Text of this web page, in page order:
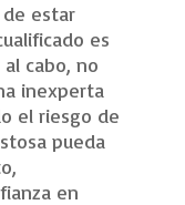
estar
es
cabo, no
inexperta
el riesgo de
pueda
en